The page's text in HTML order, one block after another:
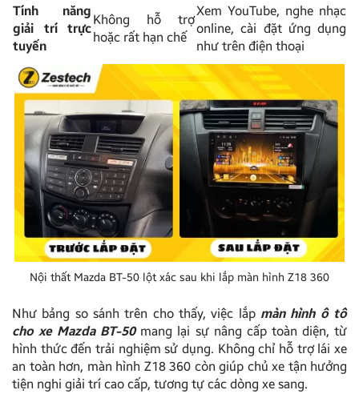
Tính năng
giải trí trực
tuyến
Không hỗ trợ
hoặc rất hạn chế
Xem YouTube, nghe nhạc
online, cài đặt ứng dụng
như trên điện thoại
Nội thất Mazda BT-50 lột xác sau khi lắp màn hình Z18 360
Như bảng so sánh trên cho thấy, việc lắp màn hình ô tô
cho xe Mazda BT-50mang lại sự nâng cấp toàn diện, từ
hình thức đến trải nghiệm sử dụng. Không chỉ hỗ trợ lái xe
an toàn hơn, màn hình Z18 360 còn giúp chủ xe tận hưởng
tiện nghi giải trí cao cấp, tương tự các dòng xe sang.